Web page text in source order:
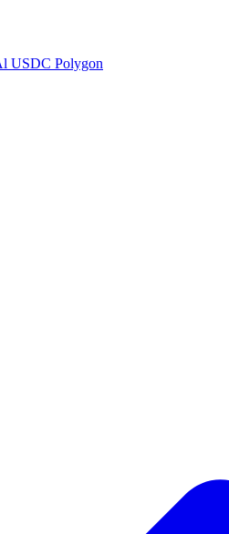
USDC Polygon